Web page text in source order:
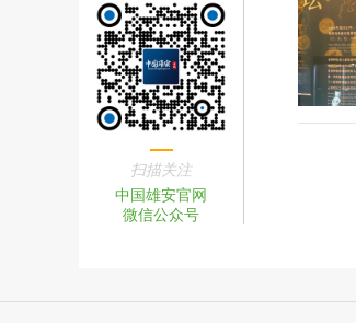
扫描关注
中国雄安官网
微信公众号